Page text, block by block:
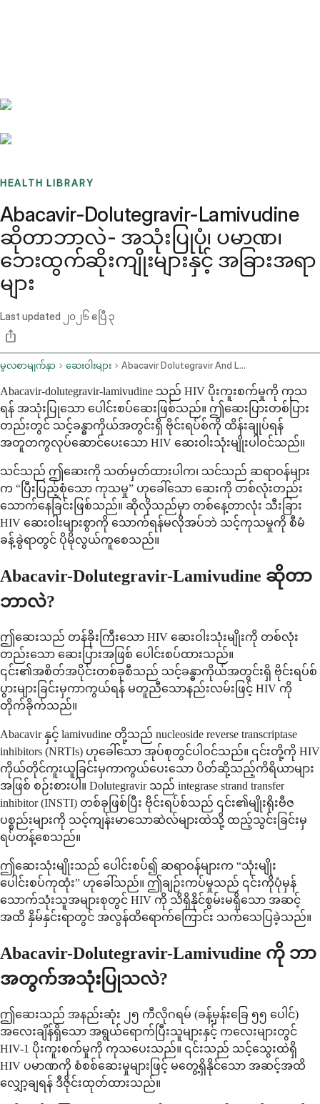
HEALTH LIBRARY
Abacavir-Dolutegravir-Lamivudine
ဆိုတာဘာလဲ- အသုံးပြုပုံ၊ ပမာဏ၊
ဘေးထွက်ဆိုးကျိုးများနှင့် အခြားအရာ
များ
Last updated ၂၀၂၆ ဧပြီ ၃
မူလစာမျက်နှာ ဆေးဝါးများ Abacavir Dolutegravir And Lamivudine Oral Route
Abacavir-dolutegravir-lamivudine သည် HIV ပိုးကူးစက်မှုကို ကုသ
ရန် အသုံးပြုသော ပေါင်းစပ်ဆေးဖြစ်သည်။ ဤဆေးပြားတစ်ပြား
တည်းတွင် သင့်ခန္ဓာကိုယ်အတွင်းရှိ ဗိုင်းရပ်စ်ကို ထိန်းချုပ်ရန်
အတူတကွလုပ်ဆောင်ပေးသော HIV ဆေးဝါးသုံးမျိုးပါဝင်သည်။
သင်သည် ဤဆေးကို သတ်မှတ်ထားပါက၊ သင်သည် ဆရာဝန်များ
က “ပြီးပြည့်စုံသော ကုသမှု” ဟုခေါ်သော ဆေးကို တစ်လုံးတည်း
သောက်နေခြင်းဖြစ်သည်။ ဆိုလိုသည်မှာ တစ်နေ့တာလုံး သီးခြား
HIV ဆေးဝါးများစွာကို သောက်ရန်မလိုအပ်ဘဲ သင့်ကုသမှုကို စီမံ
ခန့်ခွဲရာတွင် ပိုမိုလွယ်ကူစေသည်။
Abacavir-Dolutegravir-Lamivudine ဆိုတာ
ဘာလဲ?
ဤဆေးသည် တန်ခိုးကြီးသော HIV ဆေးဝါးသုံးမျိုးကို တစ်လုံး
တည်းသော ဆေးပြားအဖြစ် ပေါင်းစပ်ထားသည်။
၎င်း၏အစိတ်အပိုင်းတစ်ခုစီသည် သင့်ခန္ဓာကိုယ်အတွင်းရှိ ဗိုင်းရပ်စ်
ပွားများခြင်းမှကာကွယ်ရန် မတူညီသောနည်းလမ်းဖြင့် HIV ကို
တိုက်ခိုက်သည်။
Abacavir နှင့် lamivudine တို့သည် nucleoside reverse transcriptase
inhibitors (NRTIs) ဟုခေါ်သော အုပ်စုတွင်ပါဝင်သည်။ ၎င်းတို့ကို HIV
ကိုယ်တိုင်ကူးယူခြင်းမှကာကွယ်ပေးသော ပိတ်ဆို့သည့်ကိရိယာများ
အဖြစ် စဉ်းစားပါ။ Dolutegravir သည် integrase strand transfer
inhibitor (INSTI) တစ်ခုဖြစ်ပြီး ဗိုင်းရပ်စ်သည် ၎င်း၏မျိုးရိုးဗီဇ
ပစ္စည်းများကို သင့်ကျန်းမာသောဆဲလ်များထဲသို့ ထည့်သွင်းခြင်းမှ
ရပ်တန့်စေသည်။
ဤဆေးသုံးမျိုးသည် ပေါင်းစပ်၍ ဆရာဝန်များက “သုံးမျိုး
ပေါင်းစပ်ကုထုံး” ဟုခေါ်သည်။ ဤချဉ်းကပ်မှုသည် ၎င်းကိုပုံမှန်
သောက်သုံးသူအများစုတွင် HIV ကို သိရှိနိုင်စွမ်းမရှိသော အဆင့်
အထိ နှိမ်နှင်းရာတွင် အလွန်ထိရောက်ကြောင်း သက်သေပြခဲ့သည်။
Abacavir-Dolutegravir-Lamivudine ကို ဘာ
အတွက်အသုံးပြုသလဲ?
ဤဆေးသည် အနည်းဆုံး ၂၅ ကီလိုဂရမ် (ခန့်မှန်းခြေ ၅၅ ပေါင်)
အလေးချိန်ရှိသော အရွယ်ရောက်ပြီးသူများနှင့် ကလေးများတွင်
HIV-1 ပိုးကူးစက်မှုကို ကုသပေးသည်။ ၎င်းသည် သင့်သွေးထဲရှိ
HIV ပမာဏကို စံစစ်ဆေးမှုများဖြင့် မတွေ့ရှိနိုင်သော အဆင့်အထိ
လျှော့ချရန် ဒီဇိုင်းထုတ်ထားသည်။